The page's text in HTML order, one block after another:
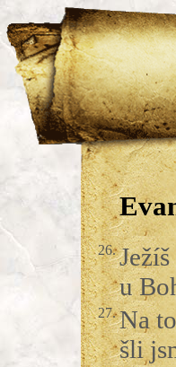
26.
u
27. Na
šli